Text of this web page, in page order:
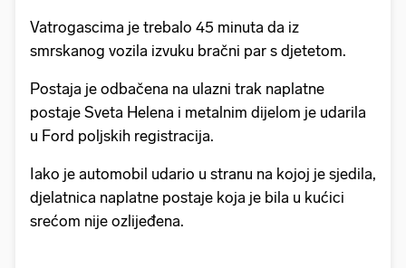
Vatrogascima je trebalo 45 minuta da iz
smrskanog vozila izvuku bračni par s djetetom.
Postaja je odbačena na ulazni trak naplatne
postaje Sveta Helena i metalnim dijelom je udarila
u Ford poljskih registracija.
Iako je automobil udario u stranu na kojoj je sjedila,
djelatnica naplatne postaje koja je bila u kućici
srećom nije ozlijeđena.